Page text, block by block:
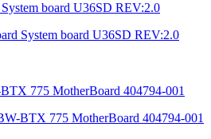
System board U36SD REV:2.0
BTX 775 MotherBoard 404794-001